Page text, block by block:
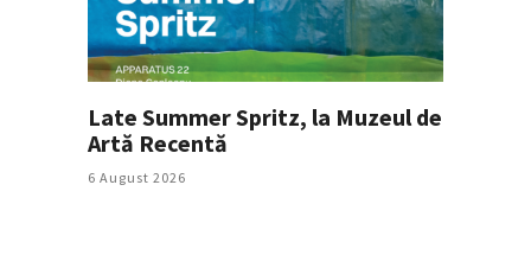
Late Summer Spritz, la Muzeul de
Artă Recentă
6 August 2026